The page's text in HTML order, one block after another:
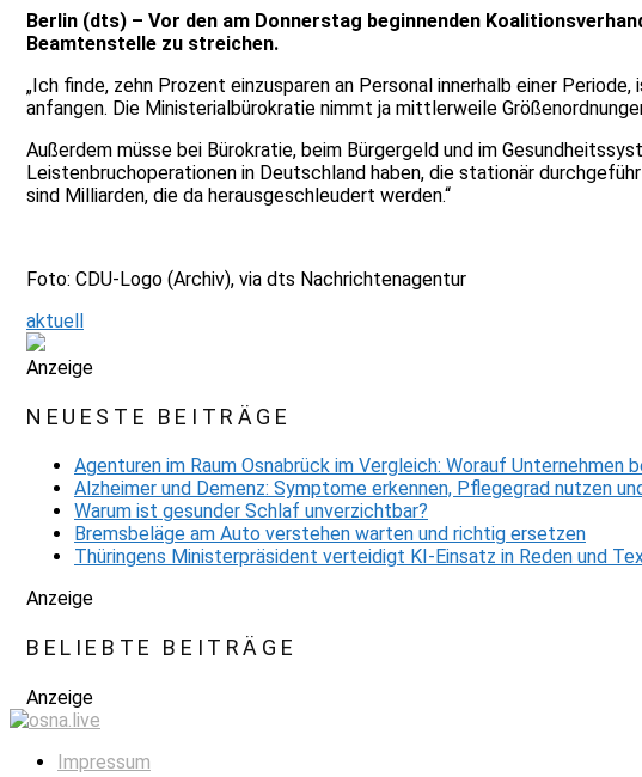
Berlin (dts) – Vor den am Donnerstag beginnenden
Beamtenstelle zu streichen.
„Ich finde, zehn Prozent einzusparen an Personal innerhalb einer
anfangen. Die Ministerialbürokratie nimmt ja mittlerweile
Außerdem müsse bei Bürokratie, beim Bürgergeld und im
Leistenbruchoperationen in Deutschland haben, die stationär
sind Milliarden, die da herausgeschleudert werden.“
Foto: CDU-Logo (Archiv), via dts Nachrichtenagentur
aktuell
Anzeige
NEUESTE BEITRÄGE
Agenturen im Raum Osnabrück im Vergleich: Worauf Unternehmen
Alzheimer und Demenz: Symptome erkennen, Pflegegrad nutzen
Warum ist gesunder Schlaf unverzichtbar?
Bremsbeläge am Auto verstehen warten und richtig ersetzen
Thüringens Ministerpräsident verteidigt KI-Einsatz in Reden und
Anzeige
BELIEBTE BEITRÄGE
Anzeige
Impressum